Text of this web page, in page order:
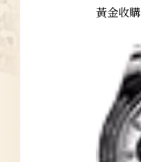
黃金收購